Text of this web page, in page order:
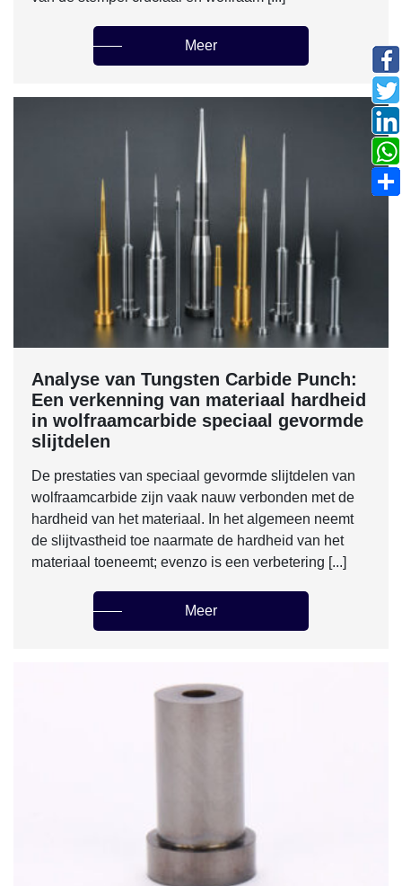
Meer
Analyse van Tungsten Carbide Punch:
Een verkenning van materiaal hardheid
in wolfraamcarbide speciaal gevormde
slijtdelen
De prestaties van speciaal gevormde slijtdelen van
wolfraamcarbide zijn vaak nauw verbonden met de
hardheid van het materiaal. In het algemeen neemt
de slijtvastheid toe naarmate de hardheid van het
materiaal toeneemt; evenzo is een verbetering [...]
Meer